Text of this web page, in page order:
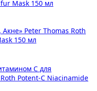
Peter Thomas Roth
150 мл